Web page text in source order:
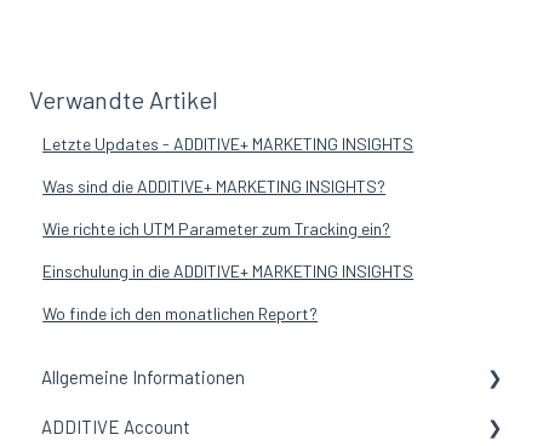
Verwandte Artikel
Letzte Updates - ADDITIVE+ MARKETING INSIGHTS
Was sind die ADDITIVE+ MARKETING INSIGHTS?
Wie richte ich UTM Parameter zum Tracking ein?
Einschulung in die ADDITIVE+ MARKETING INSIGHTS
Wo finde ich den monatlichen Report?
Allgemeine Informationen
Allgemeine Informationen
ADDITIVE Account